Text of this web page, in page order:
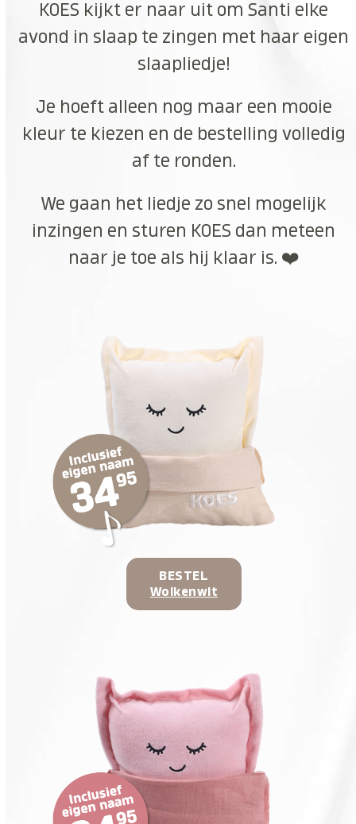
KOES kijkt er naar uit om Santi elke
avond in slaap te zingen met haar eigen
slaapliedje!
Je hoeft alleen nog maar een mooie
kleur te kiezen en de bestelling volledig
af te ronden.
We gaan het liedje zo snel mogelijk
inzingen en sturen KOES dan meteen
naar je toe als hij klaar is. ❤️
BESTEL
Wolkenwit